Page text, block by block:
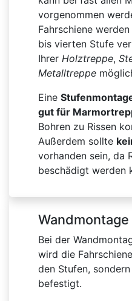
vorgenommen
Fahrschiene
bis vierten Stufe
Ihrer Holztreppe,
Metalltreppe
Eine
gut für
Bohren zu Rissen
Außerdem sollte
vorhanden sein, da
beschädigt werden
Wandmontage
Bei der
wird die
den Stufen,
befestigt.